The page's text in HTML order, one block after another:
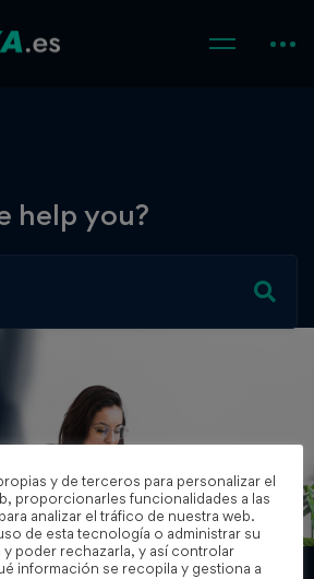
help you?
y de terceros para personalizar el
proporcionarles funcionalidades a las
analizar el tráfico de nuestra web.
de esta tecnología o administrar su
poder rechazarla, y así controlar
información se recopila y gestiona a